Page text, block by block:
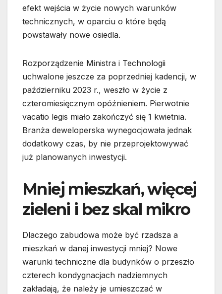
efekt wejścia w życie nowych warunków
technicznych, w oparciu o które będą
powstawały nowe osiedla.
Rozporządzenie Ministra i Technologii
uchwalone jeszcze za poprzedniej kadencji, w
październiku 2023 r., weszło w życie z
czteromiesięcznym opóźnieniem. Pierwotnie
vacatio legis miało zakończyć się 1 kwietnia.
Branża deweloperska wynegocjowała jednak
dodatkowy czas, by nie przeprojektowywać
już planowanych inwestycji.
Mniej mieszkań, więcej
zieleni i bez skal mikro
Dlaczego zabudowa może być rzadsza a
mieszkań w danej inwestycji mniej? Nowe
warunki techniczne dla budynków o przeszło
czterech kondygnacjach nadziemnych
zakładają, że należy je umieszczać w